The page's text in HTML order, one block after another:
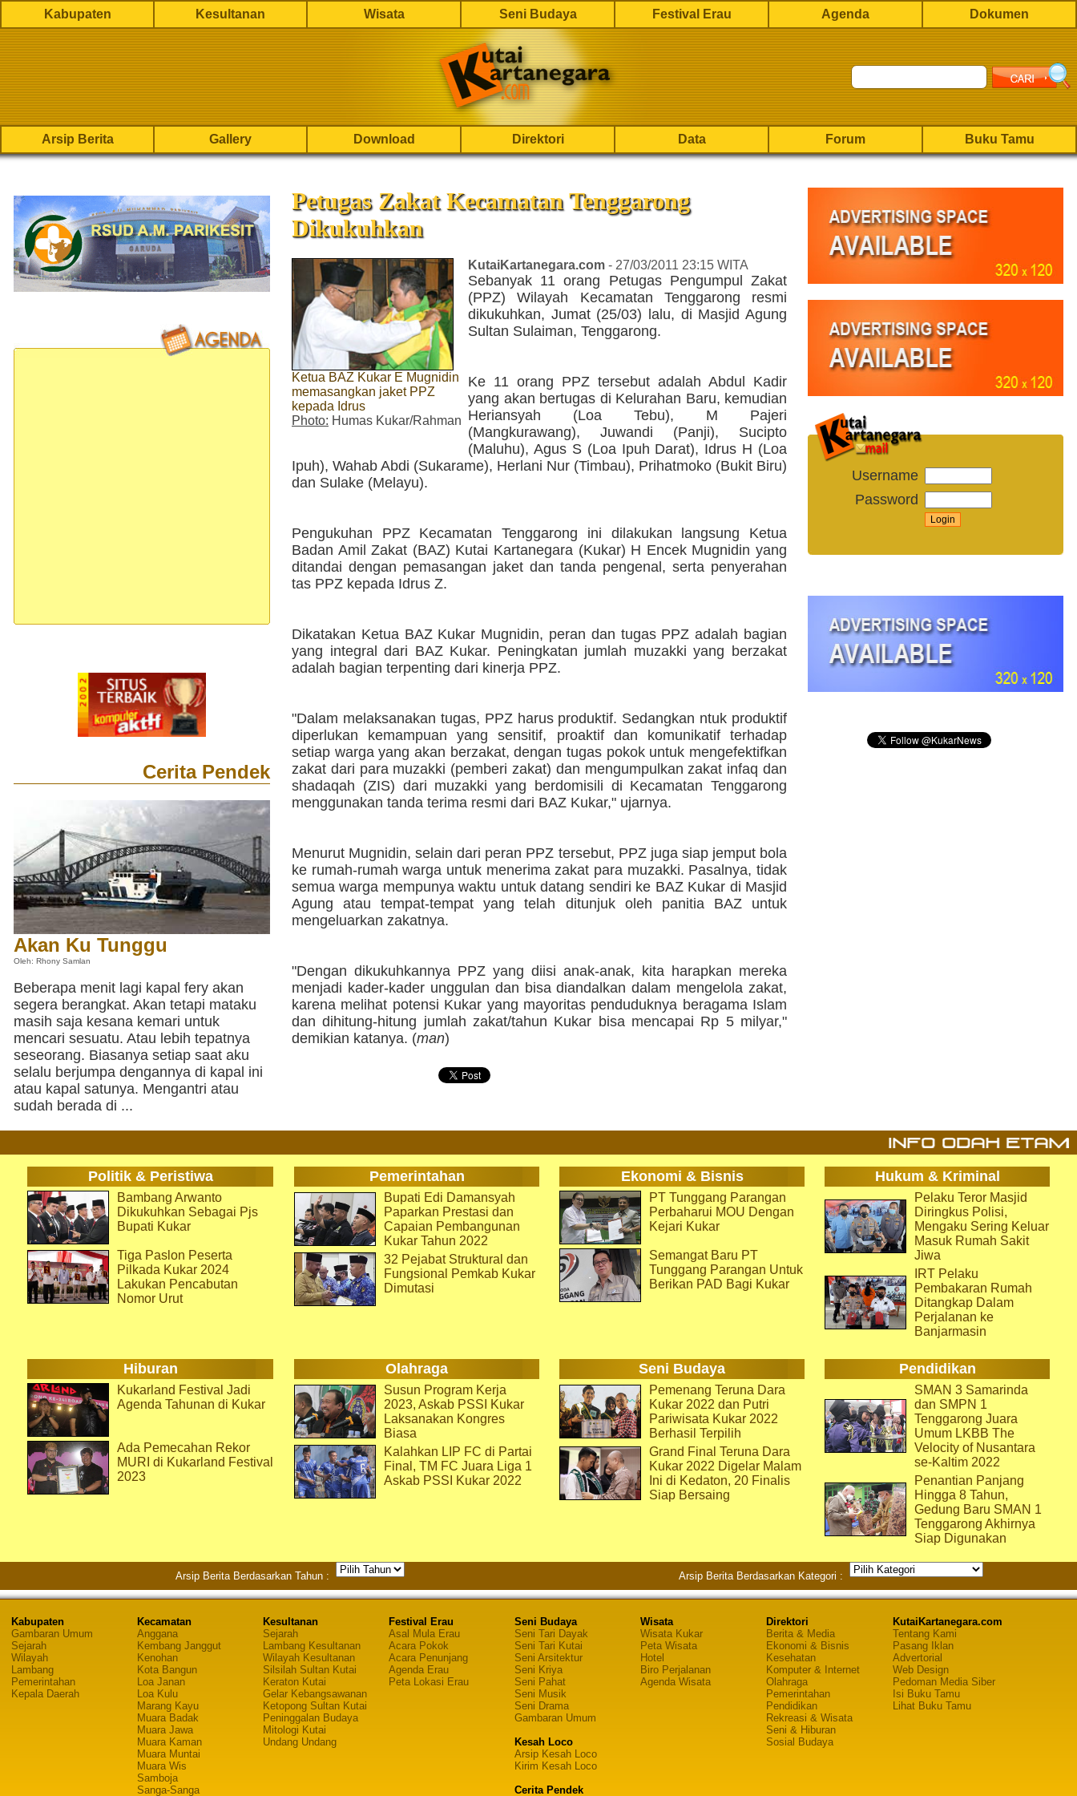
Kabupaten Kesultanan Wisata Seni Budaya Festival Erau Agenda Dokumen
Arsip Berita Gallery Download Direktori Data Forum Buku Tamu
Cerita Pendek
Akan Ku Tunggu
Oleh: Rhony Samlan
Beberapa menit lagi kapal fery akan
segera berangkat. Akan tetapi mataku
masih saja kesana kemari untuk
mencari sesuatu. Atau lebih tepatnya
seseorang. Biasanya setiap saat aku
selalu berjumpa dengannya di kapal ini
atau kapal satunya. Mengantri atau
sudah berada di ...
Petugas Zakat Kecamatan Tenggarong
Dikukuhkan
Ketua BAZ Kukar E Mugnidin
memasangkan jaket PPZ
kepada Idrus
Photo: Humas Kukar/Rahman
KutaiKartanegara.com - 27/03/2011 23:15 WITA
Sebanyak 11 orang Petugas Pengumpul Zakat
(PPZ) Wilayah Kecamatan Tenggarong resmi
dikukuhkan, Jumat (25/03) lalu, di Masjid Agung
Sultan Sulaiman, Tenggarong.
Ke 11 orang PPZ tersebut adalah Abdul Kadir
yang akan bertugas di Kelurahan Baru, kemudian
Heriansyah (Loa Tebu), M Pajeri
(Mangkurawang), Juwandi (Panji), Sucipto
(Maluhu), Agus S (Loa Ipuh Darat), Idrus H (Loa
Ipuh), Wahab Abdi (Sukarame), Herlani Nur (Timbau), Prihatmoko (Bukit Biru)
dan Sulake (Melayu).
Pengukuhan PPZ Kecamatan Tenggarong ini dilakukan langsung Ketua
Badan Amil Zakat (BAZ) Kutai Kartanegara (Kukar) H Encek Mugnidin yang
ditandai dengan pemasangan jaket dan tanda pengenal, serta penyerahan
tas PPZ kepada Idrus Z.
Dikatakan Ketua BAZ Kukar Mugnidin, peran dan tugas PPZ adalah bagian
yang integral dari BAZ Kukar. Peningkatan jumlah muzakki yang berzakat
adalah bagian terpenting dari kinerja PPZ.
"Dalam melaksanakan tugas, PPZ harus produktif. Sedangkan ntuk produktif
diperlukan kemampuan yang sensitif, proaktif dan komunikatif terhadap
setiap warga yang akan berzakat, dengan tugas pokok untuk mengefektifkan
zakat dari para muzakki (pemberi zakat) dan mengumpulkan zakat infaq dan
shadaqah (ZIS) dari muzakki yang berdomisili di Kecamatan Tenggarong
menggunakan tanda terima resmi dari BAZ Kukar," ujarnya.
Menurut Mugnidin, selain dari peran PPZ tersebut, PPZ juga siap jemput bola
ke rumah-rumah warga untuk menerima zakat para muzakki. Pasalnya, tidak
semua warga mempunya waktu untuk datang sendiri ke BAZ Kukar di Masjid
Agung atau tempat-tempat yang telah ditunjuk oleh panitia BAZ untuk
mengeluarkan zakatnya.
"Dengan dikukuhkannya PPZ yang diisi anak-anak, kita harapkan mereka
menjadi kader-kader unggulan dan bisa diandalkan dalam mengelola zakat,
karena melihat potensi Kukar yang mayoritas penduduknya beragama Islam
dan dihitung-hitung jumlah zakat/tahun Kukar bisa mencapai Rp 5 milyar,"
demikian katanya. (man)
Username
Password
Politik & Peristiwa Pemerintahan Ekonomi & Bisnis Hukum & Kriminal
Bambang Arwanto
Dikukuhkan Sebagai Pjs
Bupati Kukar
Tiga Paslon Peserta
Pilkada Kukar 2024
Lakukan Pencabutan
Nomor Urut
Bupati Edi Damansyah
Paparkan Prestasi dan
Capaian Pembangunan
Kukar Tahun 2022
32 Pejabat Struktural dan
Fungsional Pemkab Kukar
Dimutasi
PT Tunggang Parangan
Perbaharui MOU Dengan
Kejari Kukar
Semangat Baru PT
Tunggang Parangan Untuk
Berikan PAD Bagi Kukar
Pelaku Teror Masjid
Diringkus Polisi,
Mengaku Sering Keluar
Masuk Rumah Sakit
Jiwa
IRT Pelaku
Pembakaran Rumah
Ditangkap Dalam
Perjalanan ke
Banjarmasin
Hiburan Olahraga Seni Budaya Pendidikan
Kukarland Festival Jadi
Agenda Tahunan di Kukar
Ada Pemecahan Rekor
MURI di Kukarland Festival
2023
Susun Program Kerja
2023, Askab PSSI Kukar
Laksanakan Kongres
Biasa
Kalahkan LIP FC di Partai
Final, TM FC Juara Liga 1
Askab PSSI Kukar 2022
Pemenang Teruna Dara
Kukar 2022 dan Putri
Pariwisata Kukar 2022
Berhasil Terpilih
Grand Final Teruna Dara
Kukar 2022 Digelar Malam
Ini di Kedaton, 20 Finalis
Siap Bersaing
SMAN 3 Samarinda
dan SMPN 1
Tenggarong Juara
Umum LKBB The
Velocity of Nusantara
se-Kaltim 2022
Penantian Panjang
Hingga 8 Tahun,
Gedung Baru SMAN 1
Tenggarong Akhirnya
Siap Digunakan
Arsip Berita Berdasarkan Tahun : Arsip Berita Berdasarkan Kategori :
Kabupaten
Gambaran Umum
Sejarah
Wilayah
Lambang
Pemerintahan
Kepala Daerah
Kecamatan
Anggana
Kembang Janggut
Kenohan
Kota Bangun
Loa Janan
Loa Kulu
Marang Kayu
Muara Badak
Muara Jawa
Muara Kaman
Muara Muntai
Muara Wis
Samboja
Sanga-Sanga
Kesultanan
Sejarah
Lambang Kesultanan
Wilayah Kesultanan
Silsilah Sultan Kutai
Keraton Kutai
Gelar Kebangsawanan
Ketopong Sultan Kutai
Peninggalan Budaya
Mitologi Kutai
Undang Undang
Festival Erau
Asal Mula Erau
Acara Pokok
Acara Penunjang
Agenda Erau
Peta Lokasi Erau
Seni Budaya
Seni Tari Dayak
Seni Tari Kutai
Seni Arsitektur
Seni Kriya
Seni Pahat
Seni Musik
Seni Drama
Gambaran Umum
Kesah Loco
Arsip Kesah Loco
Kirim Kesah Loco
Cerita Pendek
Wisata
Wisata Kukar
Peta Wisata
Hotel
Biro Perjalanan
Agenda Wisata
Direktori
Berita & Media
Ekonomi & Bisnis
Kesehatan
Komputer & Internet
Olahraga
Pemerintahan
Pendidikan
Rekreasi & Wisata
Seni & Hiburan
Sosial Budaya
KutaiKartanegara.com
Tentang Kami
Pasang Iklan
Advertorial
Web Design
Pedoman Media Siber
Isi Buku Tamu
Lihat Buku Tamu